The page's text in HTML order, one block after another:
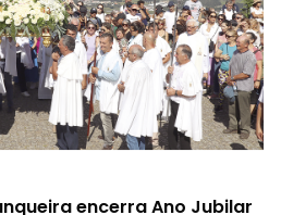
encerra Ano Jubilar